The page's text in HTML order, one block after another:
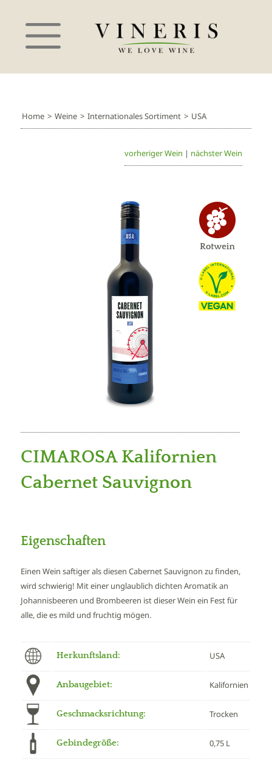
Home > Weine > Internationales Sortiment > USA
vorheriger Wein | nächster Wein
CIMAROSA Kalifornien
Cabernet Sauvignon
Eigenschaften
Einen Wein saftiger als diesen Cabernet Sauvignon zu finden,
wird schwierig! Mit einer unglaublich dichten Aromatik an
Johannisbeeren und Brombeeren ist dieser Wein ein Fest für
alle, die es mild und fruchtig mögen.
Herkunftsland: USA
Anbaugebiet: Kalifornien
Geschmacksrichtung: Trocken
Gebindegröße: 0,75 L